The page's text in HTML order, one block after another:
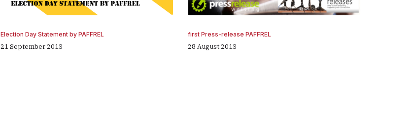
Election Day Statement by PAFFREL
21 September 2013
first Press-release PAFFREL
28 August 2013